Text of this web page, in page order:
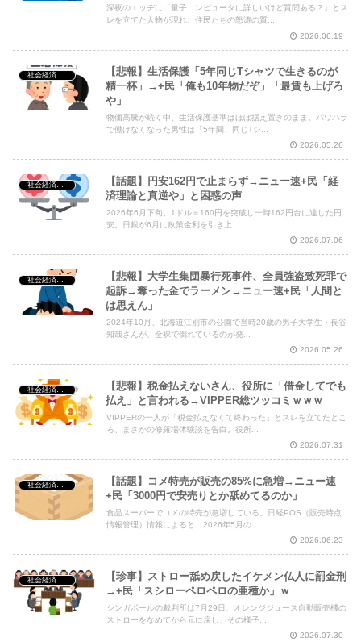
深夜のエッヂに「量子コンピュータに詳しいけど質問ある？」とス
レを立てた人物が現れ、住民たちの怒涛の質...
2026.06.19
社会経済・政治
【悲報】生活保護「5年同じTシャツで生きるのが
精一杯」→+民「俺も10年物だぞ」「最賃も上げろ
や」
物価高騰が続く中、生活保護基準はほぼ据え置きのまま。パワハラ
で働けなくなった男性は「5年間、同じTシ...
2026.05.26
社会経済・政治
【話題】円安162円で止まらず→ニュー速+民「経
済理論と真逆や」と困惑の声
2026年6月下旬、1ドル＝160円を突破し一時162円台に達した円
安。日銀が6月に政策金利を引き上...
2026.07.06
社会経済・政治
【悲報】大学生集団暴行死事件、全員強盗致死罪で
起訴→奪った金でラーメン→ニュー速+民「人間と
は思えん」
2024年10月、北海道江別市の公園で当時20歳の男子大学生・長谷
知哉さんが、全裸で倒れているのが発...
2026.05.26
社会経済・政治
【悲報】税金払えないさん、役所に「借金してでも
払え」と言われる→VIPPER総ツッコミｗｗｗ
VIPPERの一人が「税金払えなくて終わった」とスレを立てたとこ
ろ、まさかの修羅場体験談を告白。役所...
2026.07.31
【話題】コメ特売が販売の85%に急増→ニュー速
+民「3000円で安売りとか舐めてるのか」
食品スーパーでコメの特売が急増している。日経POS（販売時点
情報管理）情報によると、2026年5月の...
2026.06.23
【珍事】ストロー舐め戻したイケメン仏人に罰金刑
→+民「スシローペロペロの亜種か」ｗ
シンガポールの裁判所は7月29日、オレンジジュース自動販売機の
ストローをなめてから元に戻し、その様子...
2026.07.30